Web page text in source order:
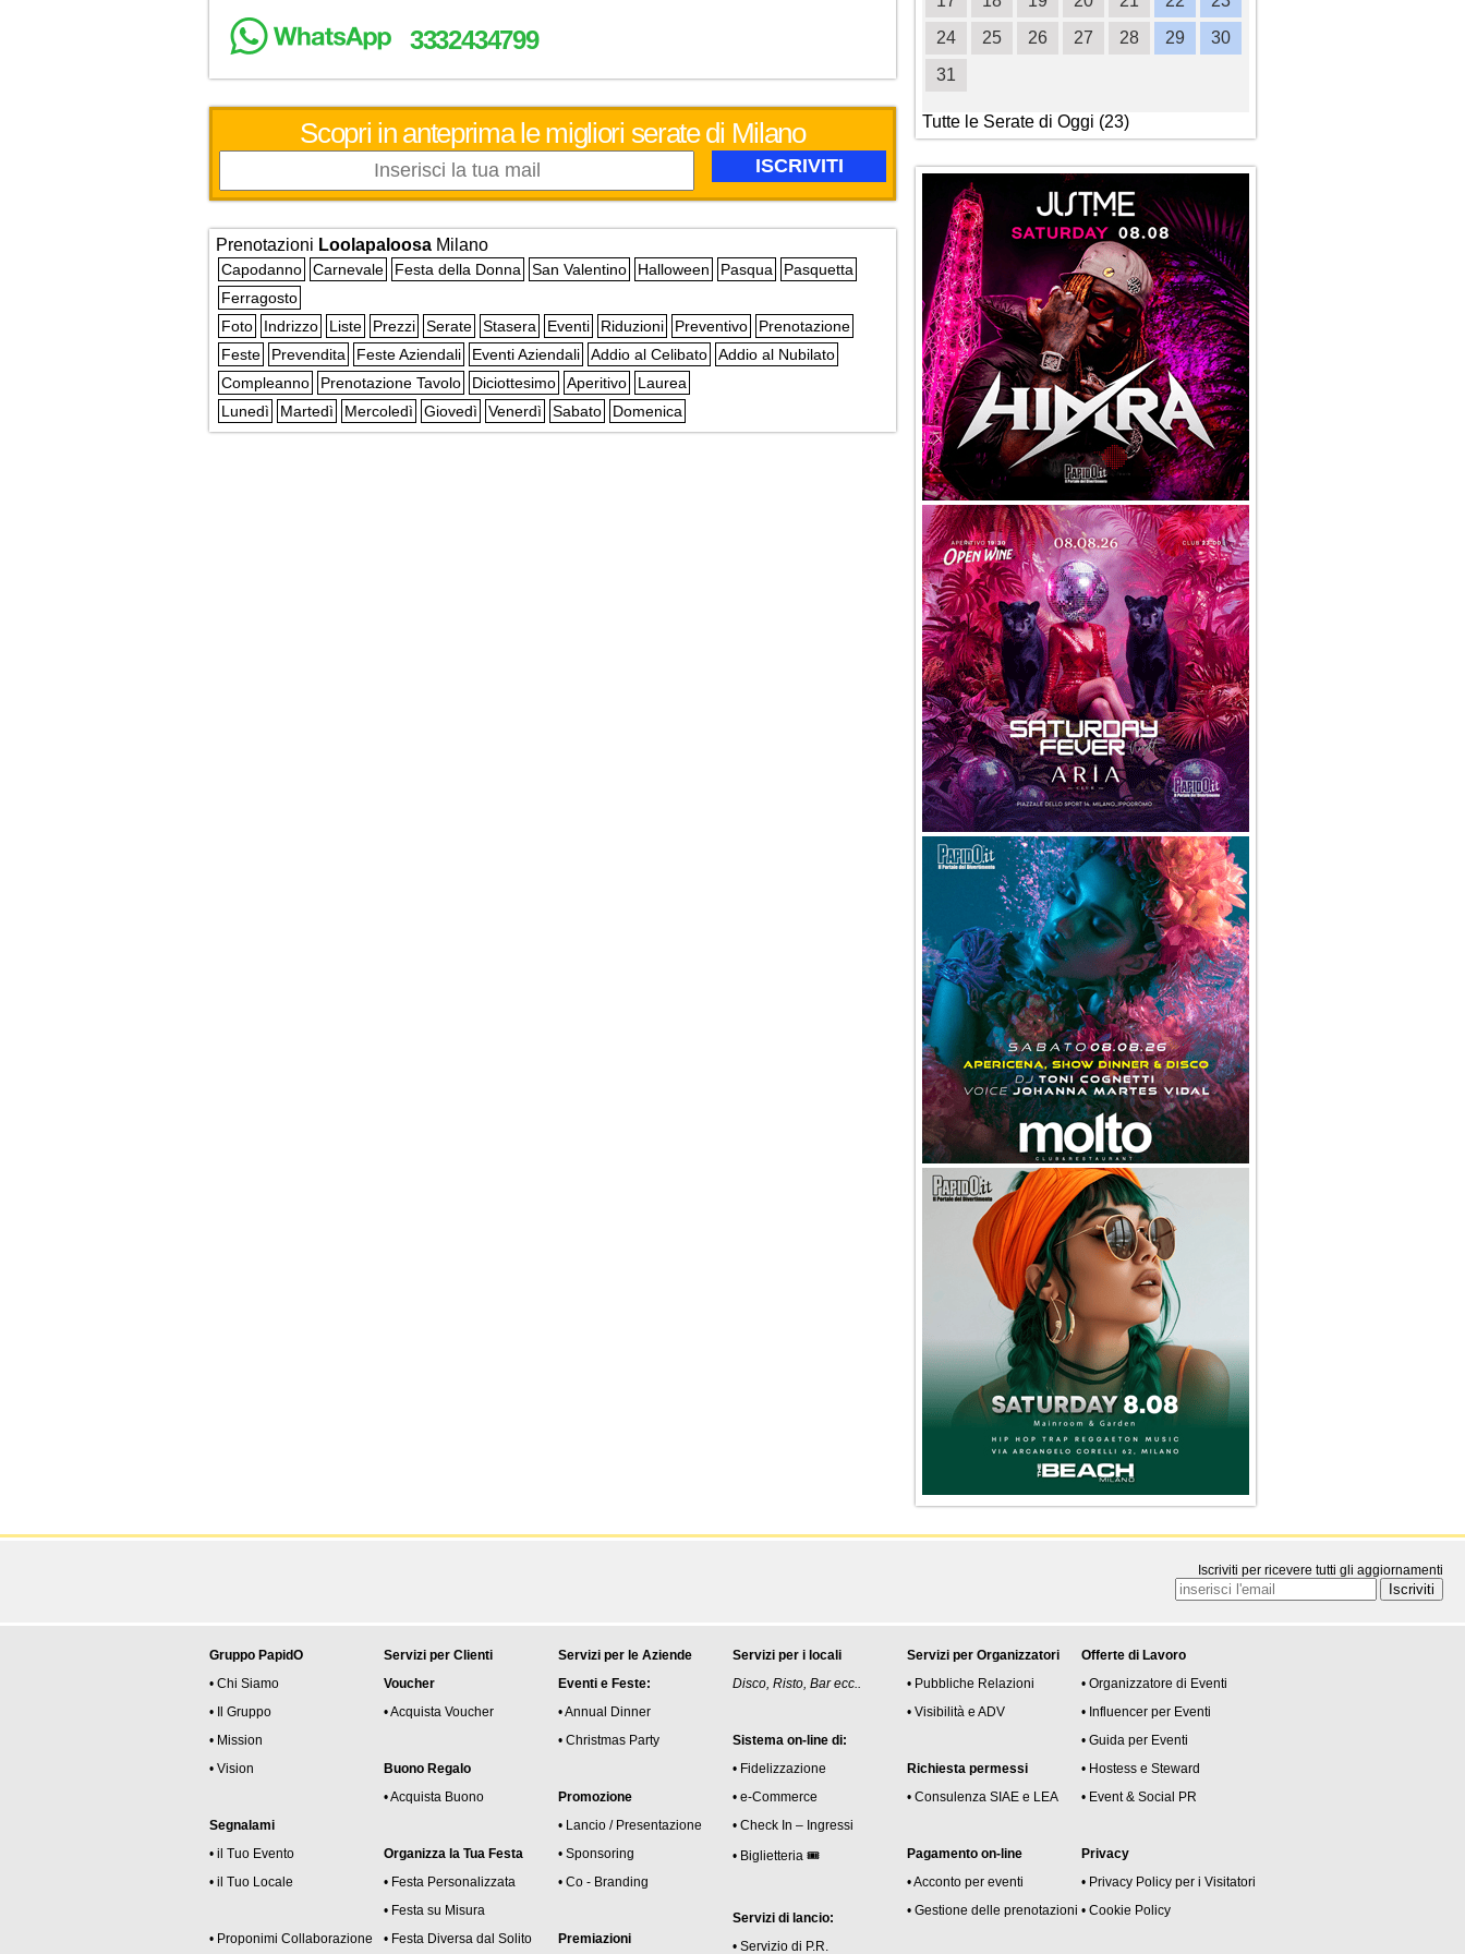
3332434799
Scopri in anteprima le migliori serate di Milano
Prenotazioni Loolapaloosa Milano
Capodanno Carnevale Festa della Donna San Valentino Halloween Pasqua
Pasquetta
Ferragosto
Foto
Indrizzo Liste Prezzi Serate Stasera Eventi Riduzioni Preventivo
Prenotazione
Feste
Prevendita Feste Aziendali Eventi Aziendali Addio al Celibato
Addio al Nubilato
Compleanno
Prenotazione Tavolo Diciottesimo Aperitivo
Laurea
Lunedì
Martedì Mercoledì Giovedì Venerdì Sabato Domenica
24
25 26 27 28 29
30
31
Tutte le Serate di Oggi (23)
Iscriviti per ricevere tutti gli aggiornamenti
Gruppo PapidO
• Chi Siamo
• Il Gruppo
• Mission
• Vision
Segnalami
• il Tuo Evento
• il Tuo Locale
• Proponimi Collaborazione
Servizi per Clienti
Voucher
• Acquista Voucher
Buono Regalo
• Acquista Buono
Organizza la Tua Festa
• Festa Personalizzata
• Festa su Misura
• Festa Diversa dal Solito
Servizi per le Aziende
Eventi e Feste:
• Annual Dinner
• Christmas Party
Promozione
• Lancio / Presentazione
• Sponsoring
• Co - Branding
Premiazioni
Servizi per i locali
Disco, Risto, Bar ecc..
Sistema on-line di:
• Fidelizzazione
• e-Commerce
• Check In – Ingressi
• Biglietteria 🎟
Servizi di lancio:
• Servizio di P.R.
Servizi per Organizzatori
• Pubbliche Relazioni
• Visibilità e ADV
Richiesta permessi
• Consulenza SIAE e LEA
Pagamento on-line
• Acconto per eventi
• Gestione delle prenotazioni
Offerte di Lavoro
• Organizzatore di Eventi
• Influencer per Eventi
• Guida per Eventi
• Hostess e Steward
• Event & Social PR
Privacy
• Privacy Policy per i Visitatori
• Cookie Policy